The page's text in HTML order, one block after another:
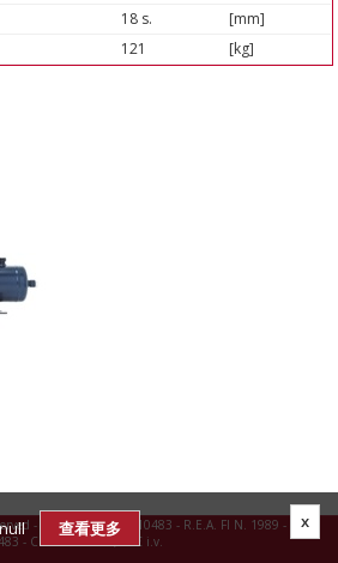
18 s.
[mm]
121 [kg]
- R.I. FI N. 00426510483 - R.E.A. FI N. 1989 -
- C.S. 3.960.000,00 € i.v.
null 查看更多 x